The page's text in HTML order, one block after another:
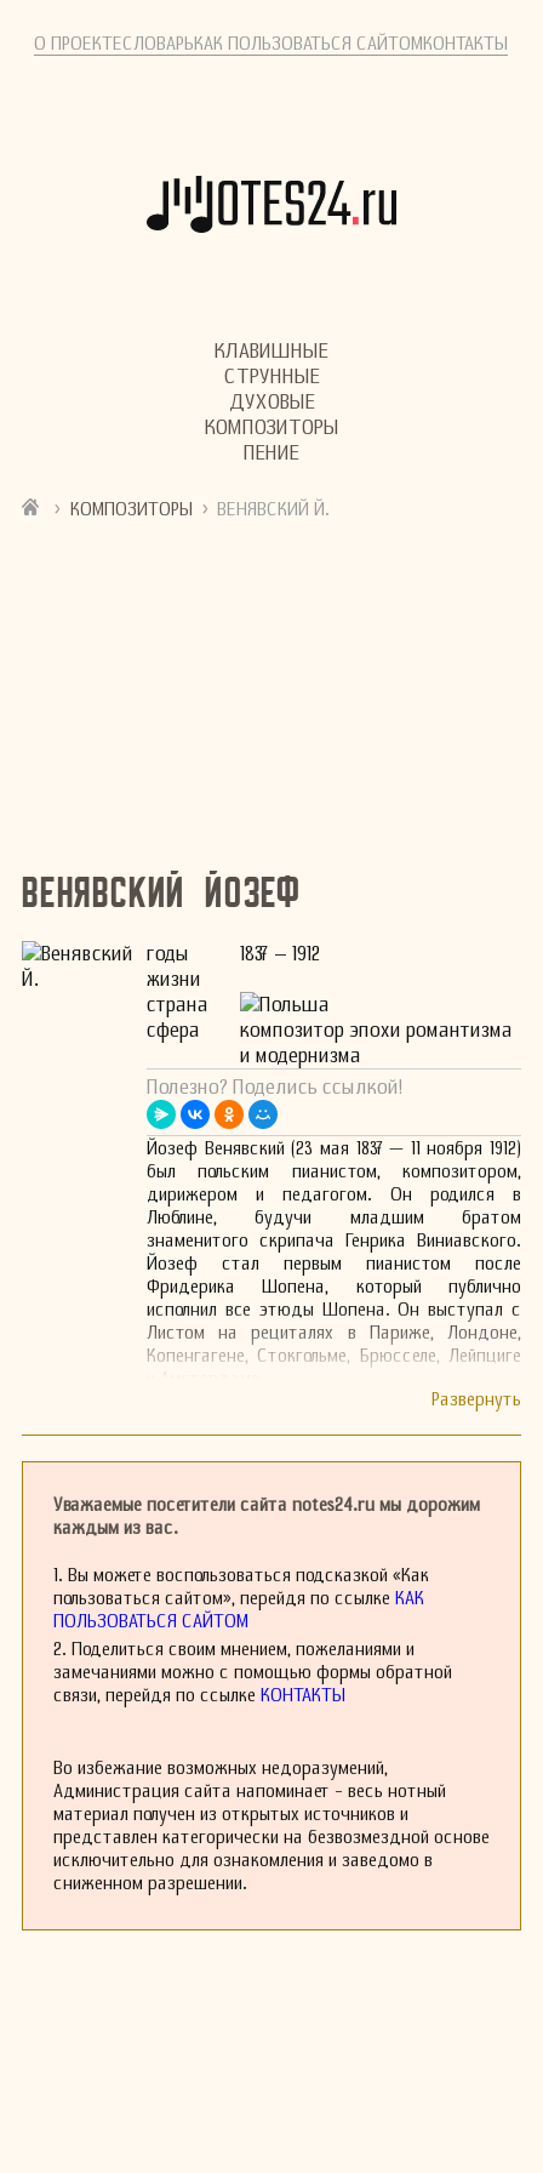
О ПРОЕКТЕСЛОВАРЬКАК ПОЛЬЗОВАТЬСЯ САЙТОМКОНТАКТЫ
КЛАВИШНЫЕ
СТРУННЫЕ
ДУХОВЫЕ
КОМПОЗИТОРЫ
ПЕНИЕ
› КОМПОЗИТОРЫ › ВЕНЯВСКИЙ Й.
Венявский Йозеф
годы
жизни
1837 – 1912
страна
Польша
сфера
композитор эпохи романтизма
и модернизма
Полезно? Поделись ссылкой!
Йозеф Венявский (23 мая 1837 — 11 ноября 1912)
был польским пианистом, композитором,
дирижером и педагогом. Он родился в
Люблине, будучи младшим братом
знаменитого скрипача Генрика Виниавского.
Йозеф стал первым пианистом после
Фридерика Шопена, который публично
исполнил все этюды Шопена. Он выступал с
Листом на рециталях в Париже, Лондоне,
Копенгагене, Стокгольме, Брюсселе, Лейпциге
Хотя сегодня Йозеф Венявский подвергается
как долго он намерен служить музыке. Он
ответил: «Как долго я остаюсь молодым!»
Уважаемые посетители сайта notes24.ru мы дорожим
каждым из вас.
1. Вы можете воспользоваться подсказкой «Как
пользоваться сайтом», перейдя по ссылке КАК
ПОЛЬЗОВАТЬСЯ САЙТОМ
2. Поделиться своим мнением, пожеланиями и
замечаниями можно с помощью формы обратной
связи, перейдя по ссылке КОНТАКТЫ
Во избежание возможных недоразумений,
Администрация сайта напоминает - весь нотный
материал получен из открытых источников и
представлен категорически на безвозмездной основе
исключительно для ознакомления и заведомо в
сниженном разрешении.